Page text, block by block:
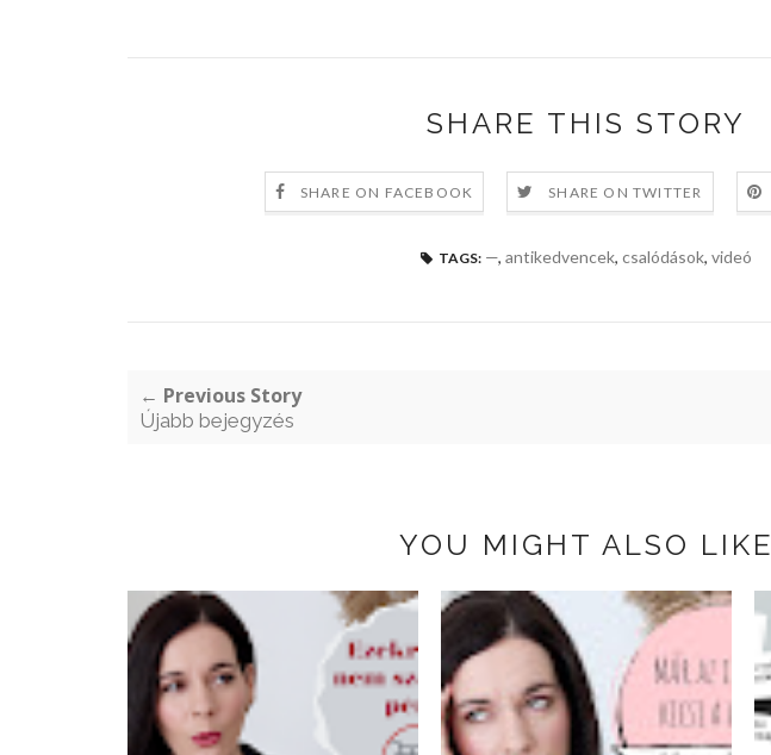
SHARE THIS STORY
SHARE ON FACEBOOK SHARE ON TWITTER
TAGS: —, antikedvencek, csalódások, videó
← Previous Story
Újabb bejegyzés
YOU MIGHT ALSO LIKE